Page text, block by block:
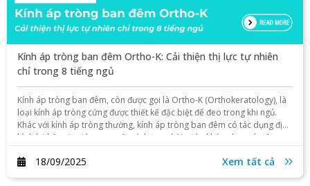
Kính áp tròng ban đêm Ortho-K: Cải thiện thị lực tự nhiên
chỉ trong 8 tiếng ngủ
Kính áp tròng ban đêm, còn được gọi là Ortho-K (Orthokeratology), là
loại kính áp tròng cứng được thiết kế đặc biệt để đeo trong khi ngủ.
Khác với kính áp tròng thường, kính áp tròng ban đêm có tác dụng định
hình lại bề mặt giác mạc một cách tạm thời, giúp khắc phục các tật
18/09/2025 Xem tất cả